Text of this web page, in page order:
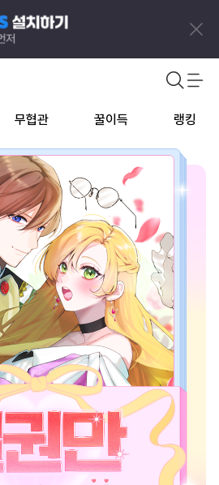
무협관 꿀이득 랭킹